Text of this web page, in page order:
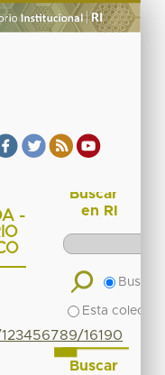
-
16190
Buscar
en RI
Buscar
Esta
Buscar